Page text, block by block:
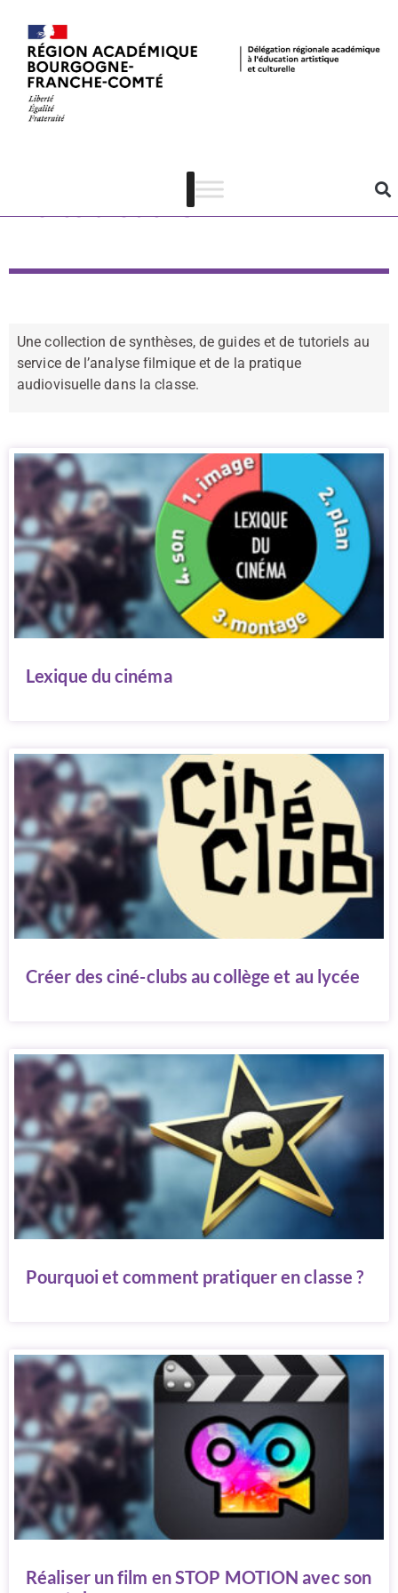
Boîte à outils
Une collection de synthèses, de guides et de tutoriels au
service de l’analyse filmique et de la pratique
audiovisuelle dans la classe.
Lexique du cinéma
Créer des ciné-clubs au collège et au lycée
Pourquoi et comment pratiquer en classe ?
Réaliser un film en STOP MOTION avec son